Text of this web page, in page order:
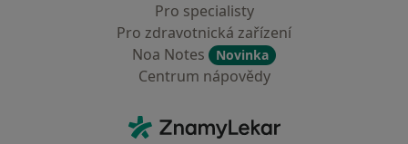
Pro specialisty
Pro zdravotnická zařízení
Noa Notes
Novinka
Centrum nápovědy
ZnamyLekar - Hlavní stránka